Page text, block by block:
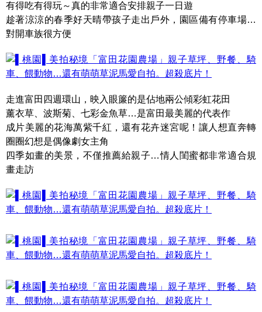
有得吃有得玩～真的非常適合安排親子一日遊
趁著涼涼的春季好天晴帶孩子走出戶外，園區備有停車場…
對開車族很方便
走進富田四週環山，映入眼簾的是佔地兩公傾彩虹花田
薰衣草、波斯菊、七彩金魚草…是富田最美麗的代表作
成片美麗的花海萬紫千紅，還有花卉迷宮呢！讓人想直奔轉
圈圈幻想是偶像劇女主角
四季如畫的美景，不僅推薦給親子…情人閨蜜都非常適合規
畫走訪